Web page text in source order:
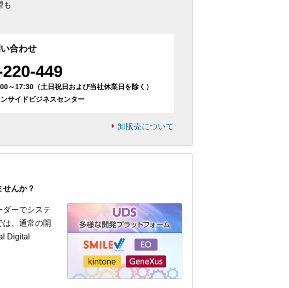
も
合わせ
449
～17:30（土日祝日および当社休業日を除く）
サイドビジネスセンター
卸販売について
んか？
ダーでシステ
、通常の開
Digital